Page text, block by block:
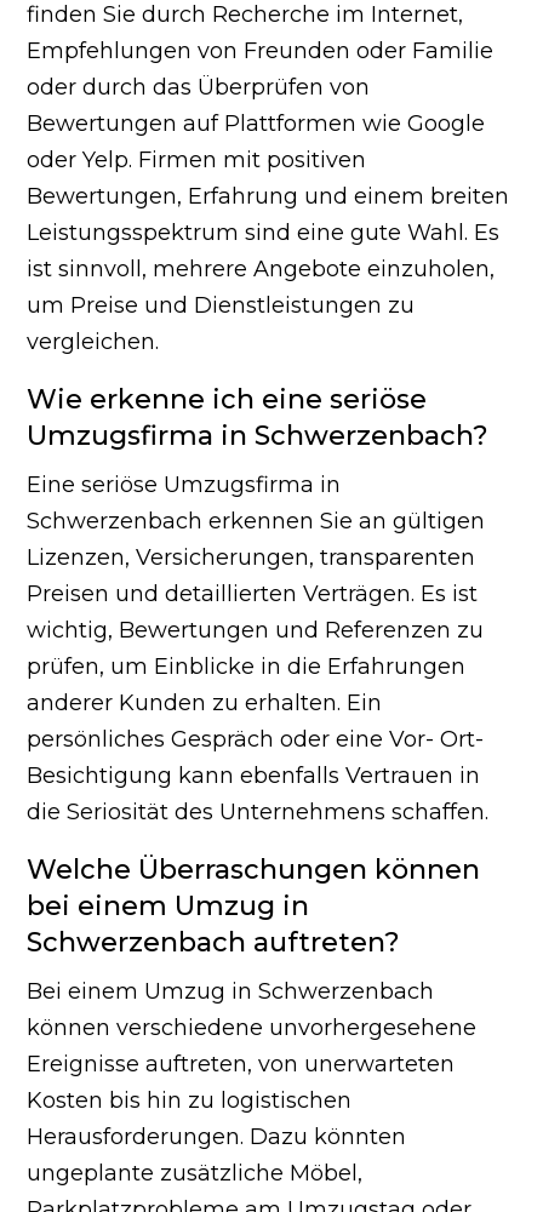
finden Sie durch Recherche im Internet,
Empfehlungen von Freunden oder Familie
oder durch das Überprüfen von
Bewertungen auf Plattformen wie Google
oder Yelp. Firmen mit positiven
Bewertungen, Erfahrung und einem breiten
Leistungsspektrum sind eine gute Wahl. Es
ist sinnvoll, mehrere Angebote einzuholen,
um Preise und Dienstleistungen zu
vergleichen.
Wie erkenne ich eine seriöse
Umzugsfirma in Schwerzenbach?
Eine seriöse Umzugsfirma in
Schwerzenbach erkennen Sie an gültigen
Lizenzen, Versicherungen, transparenten
Preisen und detaillierten Verträgen. Es ist
wichtig, Bewertungen und Referenzen zu
prüfen, um Einblicke in die Erfahrungen
anderer Kunden zu erhalten. Ein
persönliches Gespräch oder eine Vor- Ort-
Besichtigung kann ebenfalls Vertrauen in
die Seriosität des Unternehmens schaffen.
Welche Überraschungen können
bei einem Umzug in
Schwerzenbach auftreten?
Bei einem Umzug in Schwerzenbach
können verschiedene unvorhergesehene
Ereignisse auftreten, von unerwarteten
Kosten bis hin zu logistischen
Herausforderungen. Dazu könnten
ungeplante zusätzliche Möbel,